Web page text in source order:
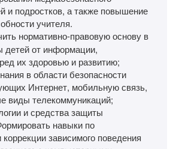
и подростков, а также повышение
учителя.
нормативно-правовую основу в
детей от информации,
их здоровью и развитию;
в области безопасности
Интернет, мобильную связь,
виды телекоммуникаций;
и средства защиты
навыки по
зависимого поведения